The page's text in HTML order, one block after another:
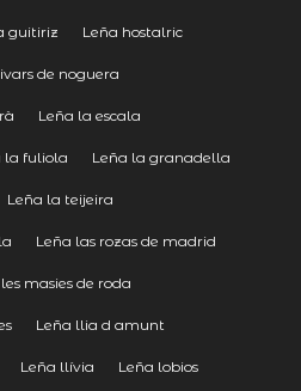
guitiriz Leña hostalric
de noguera
Leña la escala
la fuliola Leña la granadella
Leña la teijeira
Leña las rozas de madrid
masies de roda
Leña llia d amunt
Leña llívia Leña lobios